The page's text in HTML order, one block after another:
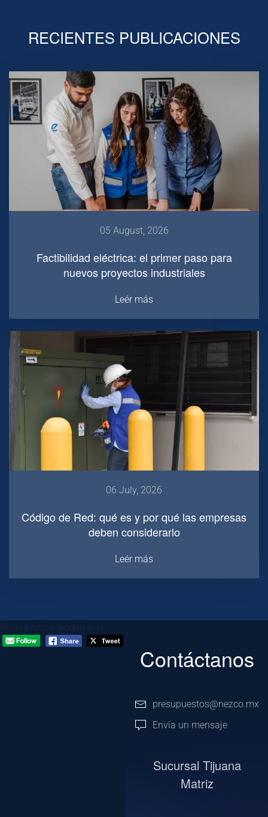
RECIENTES PUBLICACIONES
05 August, 2026
Factibilidad eléctrica: el primer paso para
nuevos proyectos industriales
Leér más
06 July, 2026
Código de Red: qué es y por qué las empresas
deben considerarlo
Leér más
Contáctanos
presupuestos@nezco.mx
Envía un mensaje
Sucursal Tijuana
Matriz